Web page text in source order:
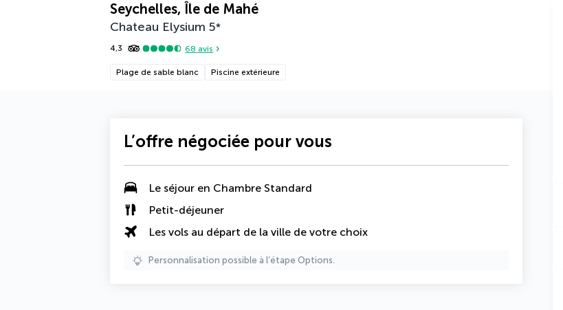
Seychelles, Île de Mahé
Chateau Elysium 5*
4,3 68 avis
Plage de sable blanc Piscine extérieure
L’offre négociée pour vous
Le séjour en Chambre Standard
Petit-déjeuner
Les vols au départ de la ville de votre choix
Personnalisation possible à l’étape Options.